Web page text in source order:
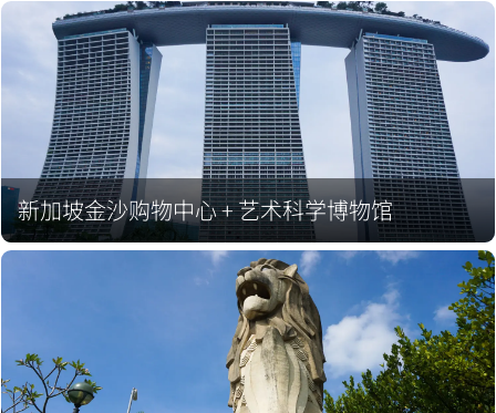
新加坡金沙购物中心 + 艺术科学博物馆